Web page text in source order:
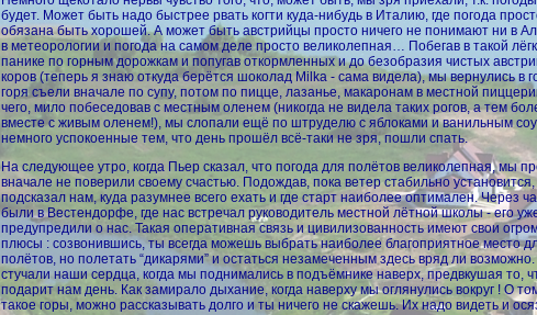
будет. Может быть надо быстрее рвать когти куда-нибудь в Италию, где погода
обязана быть хорошей. А может быть австрийцы просто ничего не понимают ни в
в метеорологии и погода на самом деле просто великолепная… Побегав в такой
панике по горным дорожкам и попугав откормленных и до безобразия чистых
коров (теперь я знаю откуда берётся шоколад Milka - сама видела), мы вернулись в
горя съели вначале по супу, потом по пицце, лазанье, макаронам в местной
чего, мило побеседовав с местным оленем (никогда не видела таких рогов, а тем
вместе с живым оленем!), мы слопали ещё по штруделю с яблоками и ванильным
немного успокоенные тем, что день прошёл всё-таки не зря, пошли спать.
На следующее утро, когда Пьер сказал, что погода для полётов великолепная, мы
вначале не поверили своему счастью. Подождав, пока ветер стабильно
подсказал нам, куда разумнее всего ехать и где старт наиболее оптимален. Через
были в Вестендорфе, где нас встречал руководитель местной лётной школы - его
предупредили о нас. Такая оперативная связь и цивилизованность имеют свои
плюсы : созвонившись, ты всегда можешь выбрать наиболее благоприятное место
полётов, но полетать “дикарями” и остаться незамеченным здесь вряд ли возможно.
стучали наши сердца, когда мы поднимались в подъёмнике наверх, предвкушая то,
подарит нам день. Как замирало дыхание, когда наверху мы оглянулись вокруг ! О
такое горы, можно рассказывать долго и ты ничего не скажешь. Их надо видеть и